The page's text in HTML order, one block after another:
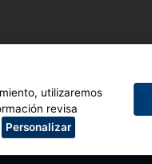
utilizaremos
revisa
Personalizar